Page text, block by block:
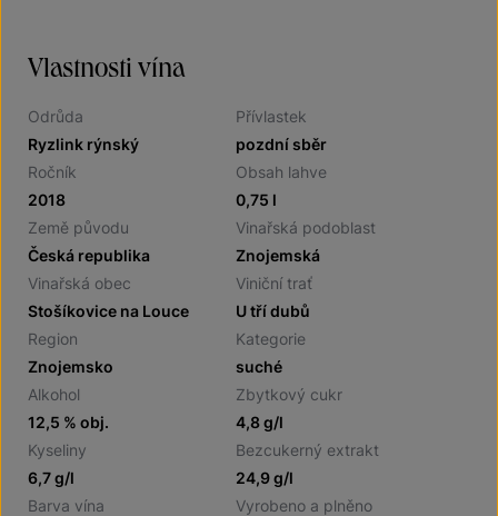
Vlastnosti vína
Odrůda
Ryzlink rýnský
Přívlastek
pozdní sběr
Ročník
2018
Obsah lahve
0,75 l
Země původu
Česká republika
Vinařská podoblast
Znojemská
Vinařská obec
Stošíkovice na Louce
Viniční trať
U tří dubů
Region
Znojemsko
Kategorie
suché
Alkohol
12,5 % obj.
Zbytkový cukr
4,8 g/l
Kyseliny
6,7 g/l
Bezcukerný extrakt
24,9 g/l
Barva vína
Vyrobeno a plněno